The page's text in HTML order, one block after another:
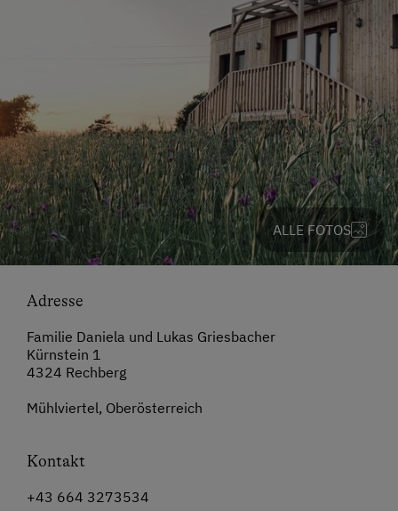
ALLE FOTOS
Adresse
Familie Daniela und Lukas Griesbacher
Kürnstein 1
4324 Rechberg
Mühlviertel, Oberösterreich
Kontakt
+43 664 3273534